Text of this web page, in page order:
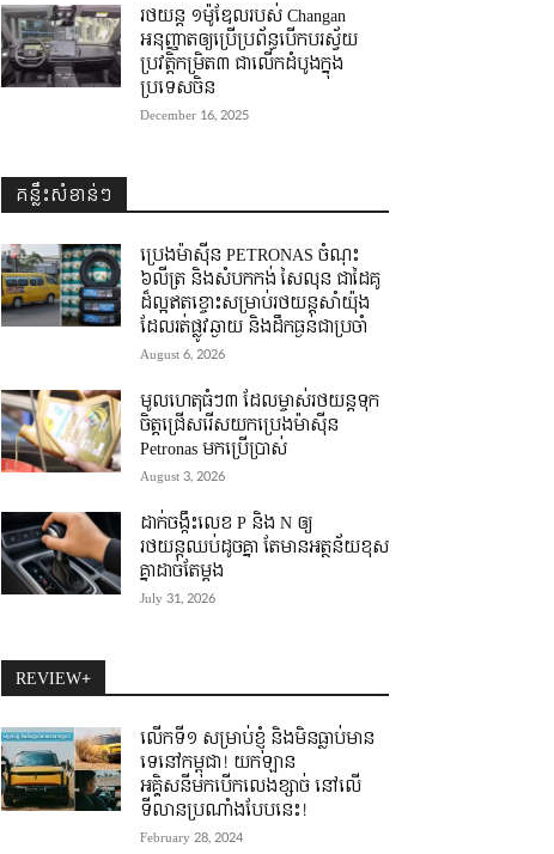
រថយន្ត ១ម៉ូឌែលរបស់ Changan
អនុញ្ញាតឲ្យប្រើប្រព័ន្ធបើកបរស្វ័យ
ប្រវត្តិកម្រិត៣ ជាលើកដំបូងក្នុង
ប្រទេសចិន
December 16, 2025
គន្លឹះសំខាន់ៗ
ប្រេងម៉ាស៊ីន PETRONAS ចំណុះ
៦លីត្រ និងសំបកកង់ សៃលុន ជាដៃគូ
ដ៏ល្អឥតខ្ចោះសម្រាប់រថយន្តសាំយ៉ុង
ដែលរត់ផ្លូវឆ្ងាយ និងដឹកធ្ងន់ជាប្រចាំ
August 6, 2026
មូលហេតុធំៗ៣ ដែលម្ចាស់រថយន្តទុក
ចិត្តជ្រើសរើសយកប្រេងម៉ាស៊ីន
Petronas មកប្រើប្រាស់
August 3, 2026
ដាក់ចង្កឹះលេខ P និង N ឲ្យ
រថយន្តឈប់ដូចគ្នា តែមានអត្ថន័យខុស
គ្នាដាច់តែម្តង
July 31, 2026
REVIEW+
លើកទី១ សម្រាប់ខ្ញុំ និងមិនធ្លាប់មាន
ទេនៅកម្ពុជា! យកឡាន
អគ្គិសនីមកបើកលេងខ្សាច់ នៅលើ
ទីលានប្រណាំងបែបនេះ!
February 28, 2024